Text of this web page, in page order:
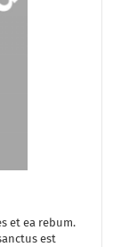
et ea rebum.
est